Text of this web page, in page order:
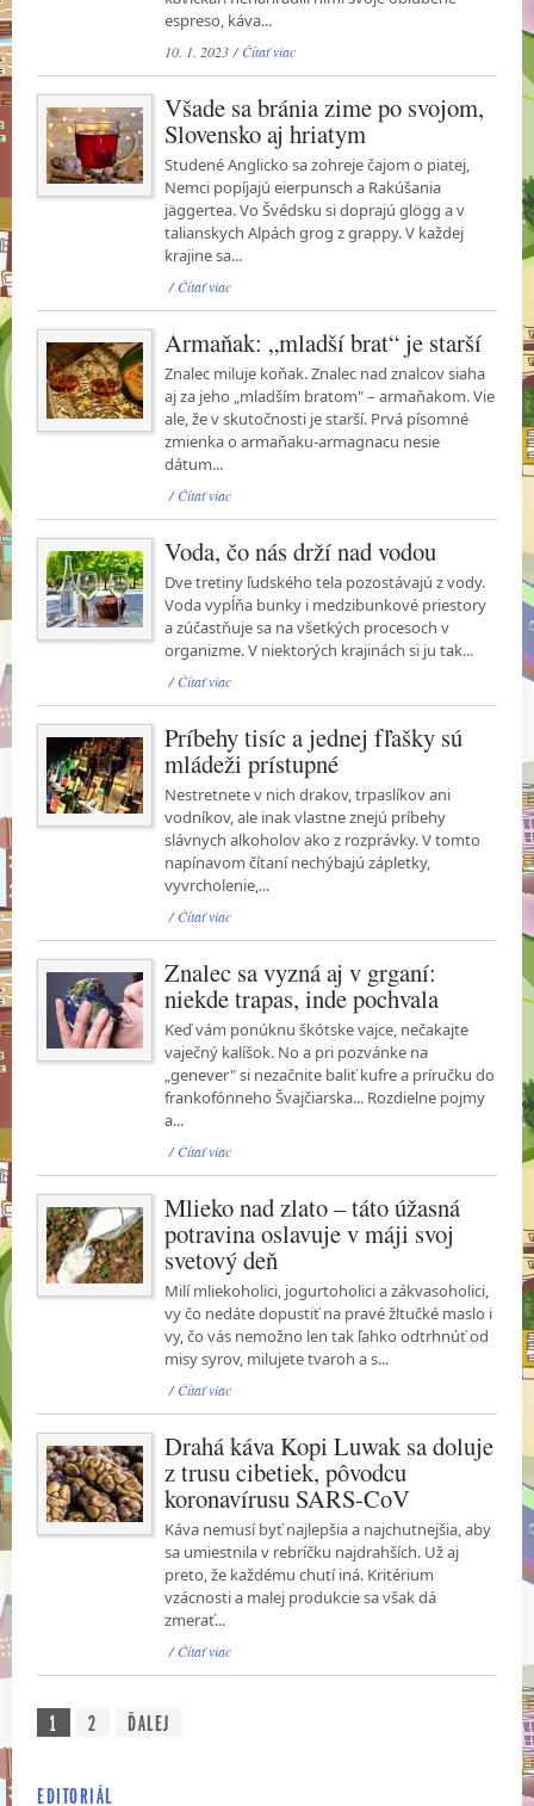
espreso, káva...
10. 1. 2023 /Čítať viac
Všade sa bránia zime po svojom,
Slovensko aj hriatym
Studené Anglicko sa zohreje čajom o piatej,
Nemci popíjajú eierpunsch a Rakúšania
jäggertea. Vo Švédsku si doprajú glögg a v
talianskych Alpách grog z grappy. V každej
krajine sa...
/Čítať viac
Armaňak: „mladší brat“ je starší
Znalec miluje koňak. Znalec nad znalcov siaha
aj za jeho „mladším bratom" – armaňakom. Vie
ale, že v skutočnosti je starší. Prvá písomné
zmienka o armaňaku-armagnacu nesie
dátum...
/Čítať viac
Voda, čo nás drží nad vodou
Dve tretiny ľudského tela pozostávajú z vody.
Voda vypĺňa bunky i medzibunkové priestory
a zúčastňuje sa na všetkých procesoch v
organizme. V niektorých krajinách si ju tak...
/Čítať viac
Príbehy tisíc a jednej fľašky sú
mládeži prístupné
Nestretnete v nich drakov, trpaslíkov ani
vodníkov, ale inak vlastne znejú príbehy
slávnych alkoholov ako z rozprávky. V tomto
napínavom čítaní nechýbajú zápletky,
vyvrcholenie,...
/Čítať viac
Znalec sa vyzná aj v grganí:
niekde trapas, inde pochvala
Keď vám ponúknu škótske vajce, nečakajte
vaječný kalíšok. No a pri pozvánke na
„genever" si nezačnite baliť kufre a príručku do
frankofónneho Švajčiarska... Rozdielne pojmy
a...
/Čítať viac
Mlieko nad zlato – táto úžasná
potravina oslavuje v máji svoj
svetový deň
Milí mliekoholici, jogurtoholici a zákvasoholici,
vy čo nedáte dopustiť na pravé žltučké maslo i
vy, čo vás nemožno len tak ľahko odtrhnúť od
misy syrov, milujete tvaroh a s...
/Čítať viac
Drahá káva Kopi Luwak sa doluje
z trusu cibetiek, pôvodcu
koronavírusu SARS-CoV
Káva nemusí byť najlepšia a najchutnejšia, aby
sa umiestnila v rebríčku najdrahších. Už aj
preto, že každému chutí iná. Kritérium
vzácnosti a malej produkcie sa však dá
zmerať...
/Čítať viac
1 2 ĎALEJ
EDITORIÁL